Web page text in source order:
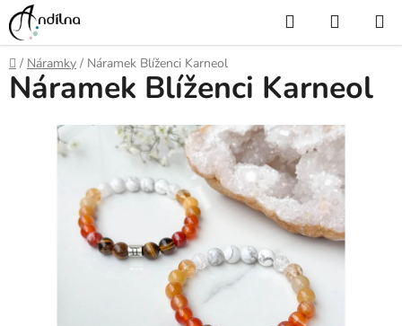
Přejít
na
obsah
Hledat
KOŠÍK
Domů
/ Náramky / Náramek Blíženci Karneol
Náramek Blíženci Karneol